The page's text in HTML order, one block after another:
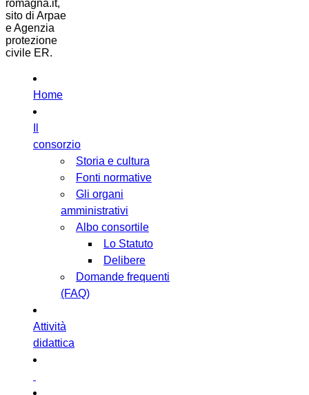
romagna.it,
sito di Arpae
e Agenzia
protezione
civile ER.
Home
consorzio
Storia e cultura
Fonti normative
Gli organi
amministrativi
Albo consortile
Lo Statuto
Delibere
Domande frequenti
(FAQ)
Attività
didattica